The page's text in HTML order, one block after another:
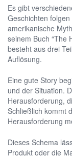
Es gibt
Geschichten
amerikanische
seinem Buch “The
besteht aus drei
Auflösung.
Eine gute Story
und der Situation.
Herausforderung,
Schließlich kommt
Herausforderung
Dieses Schema
Produkt oder die